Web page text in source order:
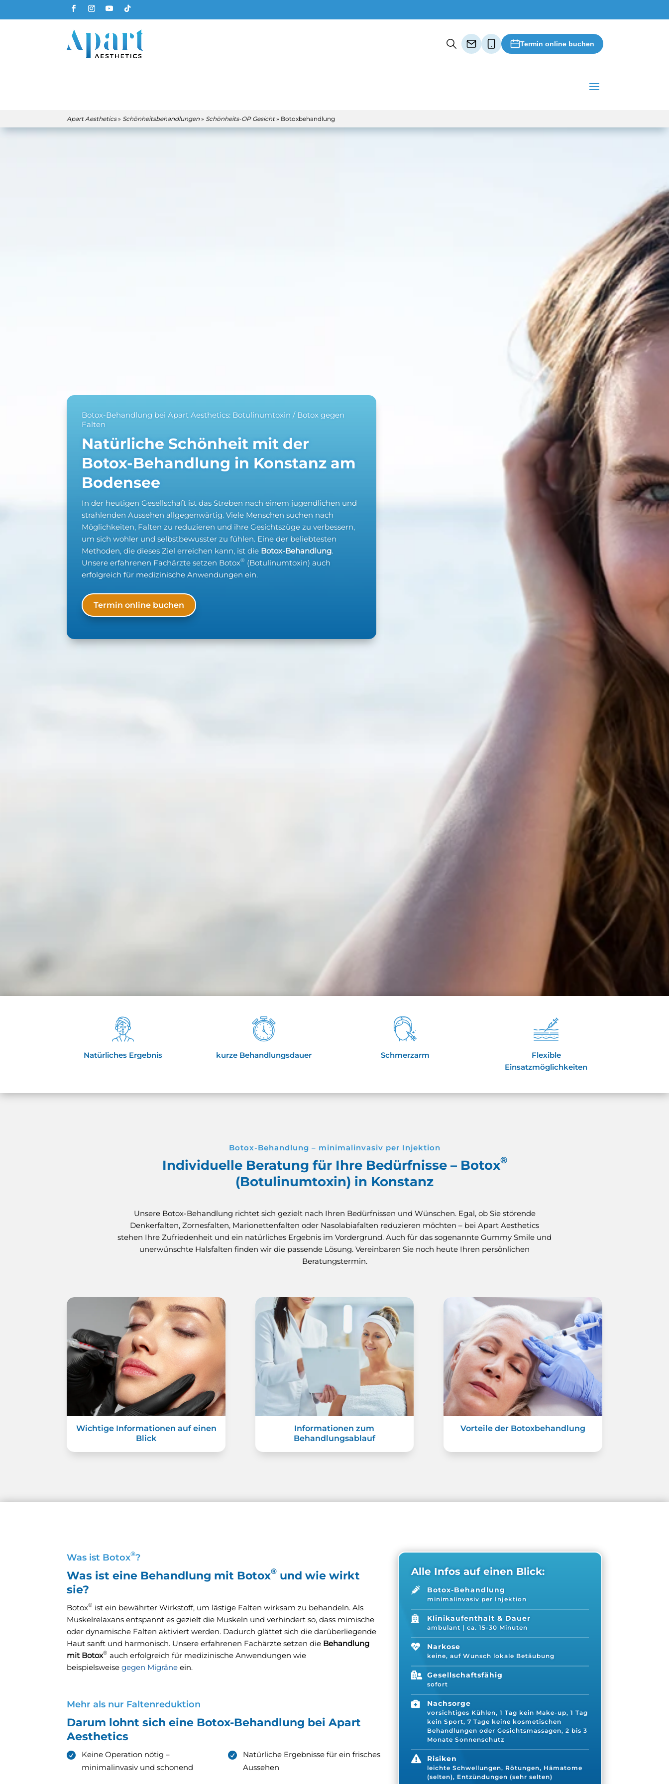
Termin online buchen
Apart Aesthetics» Schönheitsbehandlungen » Schönheits-OP Gesicht» Botoxbehandlung
Botox-Behandlung bei Apart Aesthetics: Botulinumtoxin / Botox gegen
Falten
Natürliche Schönheit mit der
Botox-Behandlung in Konstanz am
Bodensee
In der heutigen Gesellschaft ist das Streben nach einem jugendlichen und
strahlenden Aussehen allgegenwärtig. Viele Menschen suchen nach
Möglichkeiten, Falten zu reduzieren und ihre Gesichtszüge zu verbessern,
um sich wohler und selbstbewusster zu fühlen. Eine der beliebtesten
Methoden, die dieses Ziel erreichen kann, ist die Botox-Behandlung.
Unsere erfahrenen Fachärzte setzen Botox® (Botulinumtoxin) auch
erfolgreich für medizinische Anwendungen ein.
Termin online buchen
Natürliches Ergebnis kurze Behandlungsdauer Schmerzarm
Flexible
Einsatzmöglichkeiten
Botox-Behandlung – minimalinvasiv per Injektion
Individuelle Beratung für Ihre Bedürfnisse – Botox®
(Botulinumtoxin) in Konstanz
Unsere Botox-Behandlung richtet sich gezielt nach Ihren Bedürfnissen und Wünschen. Egal, ob Sie störende
Denkerfalten, Zornesfalten, Marionettenfalten oder Nasolabiafalten reduzieren möchten – bei Apart Aesthetics
stehen Ihre Zufriedenheit und ein natürliches Ergebnis im Vordergrund. Auch für das sogenannte Gummy Smile und
unerwünschte Halsfalten finden wir die passende Lösung. Vereinbaren Sie noch heute Ihren persönlichen
Beratungstermin.
Wichtige Informationen auf einen
Blick
Informationen zum
Behandlungsablauf
Vorteile der Botoxbehandlung
Was ist Botox®?
Was ist eine Behandlung mit Botox® und wie wirkt
sie?
Botox® ist ein bewährter Wirkstoff, um lästige Falten wirksam zu behandeln. Als
Muskelrelaxans entspannt es gezielt die Muskeln und verhindert so, dass mimische
oder dynamische Falten aktiviert werden. Dadurch glättet sich die darüberliegende
Haut sanft und harmonisch. Unsere erfahrenen Fachärzte setzen die Behandlung
mit Botox® auch erfolgreich für medizinische Anwendungen wie
beispielsweisegegen Migräne ein.
Mehr als nur Faltenreduktion
Darum lohnt sich eine Botox-Behandlung bei Apart
Aesthetics
Keine Operation nötig –
minimalinvasiv und schonend
Natürliche Ergebnisse für ein frisches
Aussehen
Alle Infos auf einen Blick:
 Botox-Behandlung
minimalinvasiv per Injektion
 Klinikaufenthalt & Dauer
ambulant | ca. 15-30 Minuten
 Narkose
keine, auf Wunsch lokale Betäubung
 Gesellschaftsfähig
sofort
 Nachsorge
vorsichtiges Kühlen, 1 Tag kein Make-up, 1 Tag
kein Sport, 7 Tage keine kosmetischen
Behandlungen oder Gesichtsmassagen, 2 bis 3
Monate Sonnenschutz
 Risiken
leichte Schwellungen, Rötungen, Hämatome
(selten), Entzündungen (sehr selten)